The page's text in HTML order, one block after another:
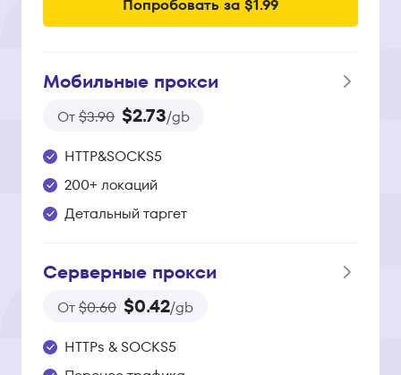
Попробовать за $1.99
Мобильные прокси
От$3.90 $2.73/gb
HTTP&SOCKS5
200+ локаций
Детальный таргет
Серверные прокси
От$0.60 $0.42/gb
HTTPs & SOCKS5